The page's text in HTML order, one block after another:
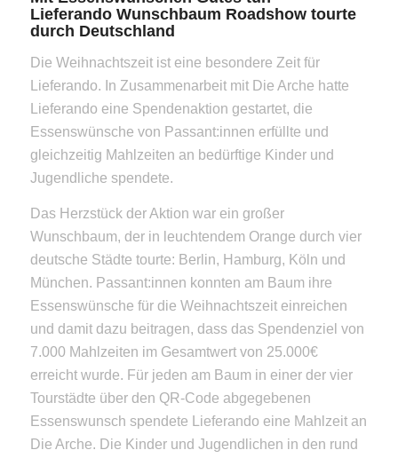
Lieferando Wunschbaum Roadshow tourte
durch Deutschland
Die Weihnachtszeit ist eine besondere Zeit für
Lieferando. In Zusammenarbeit mit Die Arche hatte
Lieferando eine Spendenaktion gestartet, die
Essenswünsche von Passant:innen erfüllte und
gleichzeitig Mahlzeiten an bedürftige Kinder und
Jugendliche spendete.
Das Herzstück der Aktion war ein großer
Wunschbaum, der in leuchtendem Orange durch vier
deutsche Städte tourte: Berlin, Hamburg, Köln und
München. Passant:innen konnten am Baum ihre
Essenswünsche für die Weihnachtszeit einreichen
und damit dazu beitragen, dass das Spendenziel von
7.000 Mahlzeiten im Gesamtwert von 25.000€
erreicht wurde. Für jeden am Baum in einer der vier
Tourstädte über den QR-Code abgegebenen
Essenswunsch spendete Lieferando eine Mahlzeit an
Die Arche. Die Kinder und Jugendlichen in den rund